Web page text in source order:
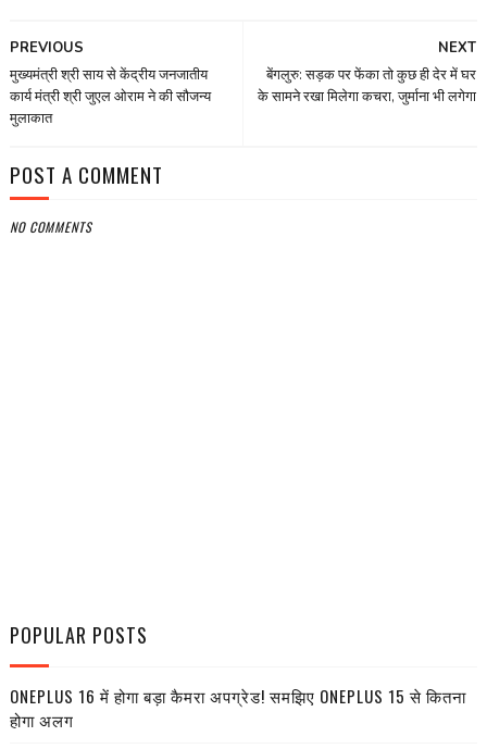
NEXT
बेंगलुरु: सड़क पर फेंका तो कुछ ही देर में घर
के सामने रखा मिलेगा कचरा, जुर्माना भी लगेगा
PREVIOUS
मुख्यमंत्री श्री साय से केंद्रीय जनजातीय
कार्य मंत्री श्री जुएल ओराम ने की सौजन्य
मुलाकात
POST A COMMENT
NO COMMENTS
POPULAR POSTS
ONEPLUS 16 में होगा बड़ा कैमरा अपग्रेड! समझिए ONEPLUS 15 से कितना
होगा अलग